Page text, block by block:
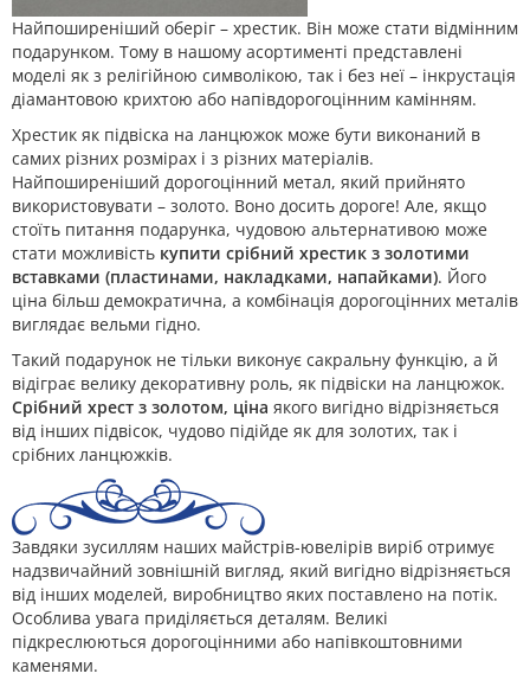
Найпоширеніший оберіг – хрестик. Він може стати відмінним
подарунком. Тому в нашому асортименті представлені
моделі як з релігійною символікою, так і без неї – інкрустація
діамантовою крихтою або напівдорогоцінним камінням.
Хрестик як підвіска на ланцюжок може бути виконаний в
самих різних розмірах і з різних матеріалів.
Найпоширеніший дорогоцінний метал, який прийнято
використовувати – золото. Воно досить дороге! Але, якщо
стоїть питання подарунка, чудовою альтернативою може
стати можливість купити срібний хрестик з золотими
вставками (пластинами, накладками, напайками). Його
ціна більш демократична, а комбінація дорогоцінних металів
виглядає вельми гідно.
Такий подарунок не тільки виконує сакральну функцію, а й
відіграє велику декоративну роль, як підвіски на ланцюжок.
Срібний хрест з золотом, ціна якого вигідно відрізняється
від інших підвісок, чудово підійде як для золотих, так і
срібних ланцюжків.
Завдяки зусиллям наших майстрів-ювелірів виріб отримує
надзвичайний зовнішній вигляд, який вигідно відрізняється
від інших моделей, виробництво яких поставлено на потік.
Особлива увага приділяється деталям. Великі
підкреслюються дорогоцінними або напівкоштовними
каменями.